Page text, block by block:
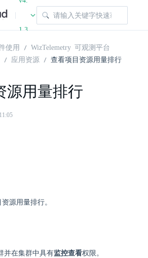
|
1.3
使用
WizTelemetry 可观测平台
应用资源 查看项目资源用量排行
源用量排行
源用量排行。
并在集群中具有监控查看权限。